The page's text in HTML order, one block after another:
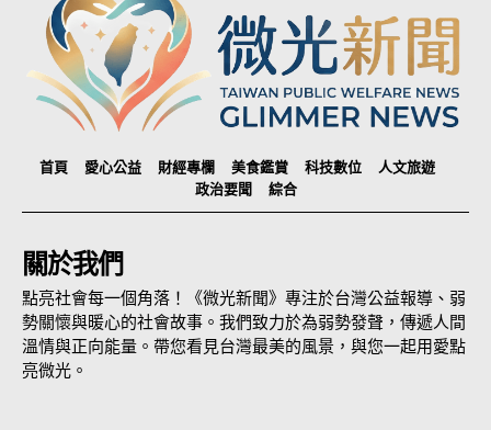
首頁 愛心公益 財經專欄 美食鑑賞 科技數位
人文旅遊
政治要聞
綜合
關於我們
點亮社會每一個角落！《微光新聞》專注於台灣公益報導、弱
勢關懷與暖心的社會故事。我們致力於為弱勢發聲，傳遞人間
溫情與正向能量。帶您看見台灣最美的風景，與您一起用愛點
亮微光。